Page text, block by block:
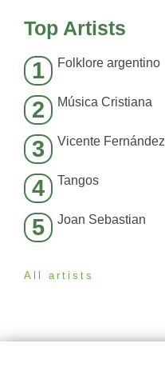
Top Artists
1 Folklore argentino
2 Música Cristiana
3 Vicente Fernández
4 Tangos
5 Joan Sebastian
All artists